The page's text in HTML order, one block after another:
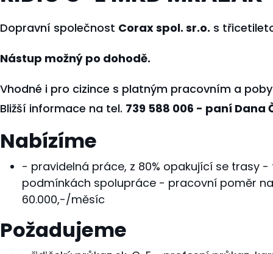
Dopravní společnost Corax spol. sr.o. s
Nástup možný po dohodě.
Vhodné i pro cizince s platným pracovním a
Bližší informace na tel. 739 588 006 - paní Dana
Nabízíme
- pravidelná práce, z 80% opakující se trasy
podmínkách spolupráce - pracovní poměr
60.000,-/měsíc
Požadujeme